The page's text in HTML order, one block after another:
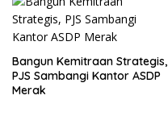
Bangun Kemitraan Strategis,
PJS Sambangi Kantor ASDP
Merak